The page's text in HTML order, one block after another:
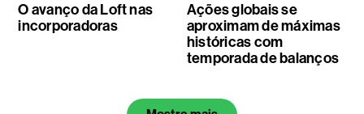
O avanço da Loft nas
incorporadoras
Ações globais se
aproximam de máximas
históricas com
temporada de balanços